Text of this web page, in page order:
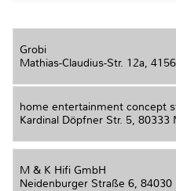
Grobi
Mathias-Claudius-Str. 12a,
home entertainment concept
Kardinal Döpfner Str. 5, 80333
M & K Hifi GmbH
Neidenburger Straße 6, 84030